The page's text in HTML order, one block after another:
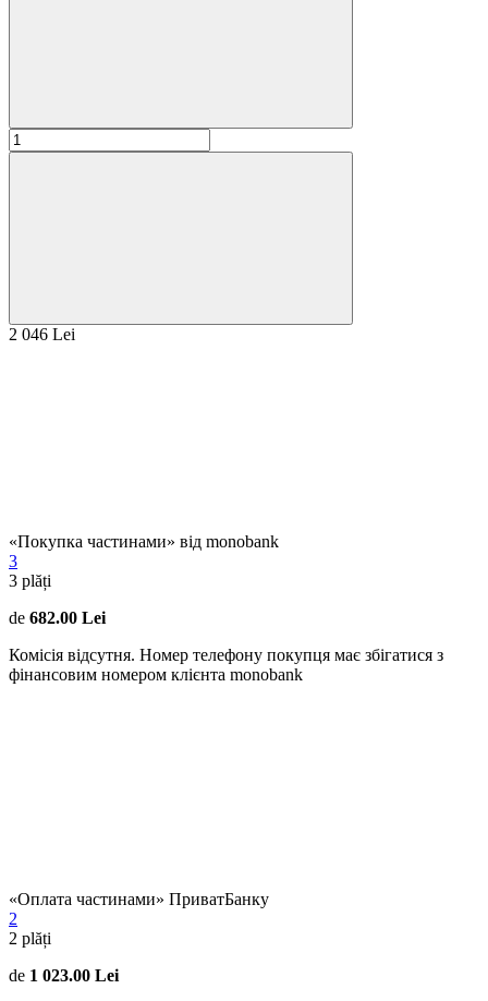
2 046 Lei
«Покупка частинами» від monobank
3
3 plăți
de 682.00 Lei
Комісія відсутня. Номер телефону покупця має збігатися з
фінансовим номером клієнта monobank
«Оплата частинами» ПриватБанку
2
2 plăți
de 1 023.00 Lei